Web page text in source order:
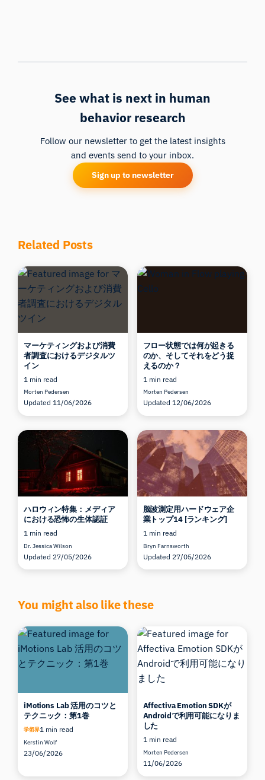
See what is next in human
behavior research
Follow our newsletter to get the latest insights
and events send to your inbox.
Sign up to newsletter
Related Posts
マーケティングおよび消費
者調査におけるデジタルツ
イン
1 min read
Morten Pedersen
Updated 11/06/2026
フロー状態では何が起きる
のか、そしてそれをどう捉
えるのか？
1 min read
Morten Pedersen
Updated 12/06/2026
ハロウィン特集：メディア
における恐怖の生体認証
1 min read
Dr. Jessica Wilson
Updated 27/05/2026
脳波測定用ハードウェア企
業トップ14 [ランキング]
1 min read
Bryn Farnsworth
Updated 27/05/2026
You might also like these
iMotions Lab 活用のコツと
テクニック：第1巻
学術界1 min read
Kerstin Wolf
23/06/2026
Affectiva Emotion SDKが
Androidで利用可能になりま
した
1 min read
Morten Pedersen
11/06/2026